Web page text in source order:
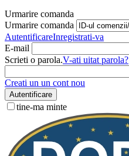
Urmarire comanda
Urmarire comanda
AutentificareInregistrati-va
E-mail
Scrieti o parola.V-ati uitat parola?
Creati un un cont nou
Autentificare
tine-ma minte